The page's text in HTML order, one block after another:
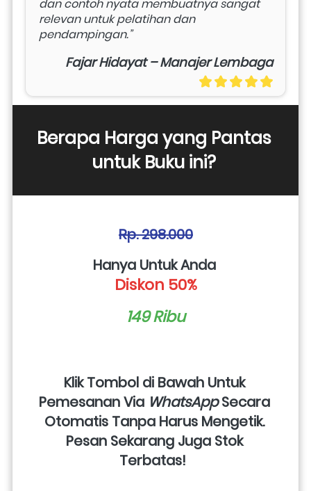
dan contoh nyata membuatnya sangat
relevan untuk pelatihan dan
pendampingan.”
Fajar Hidayat – Manajer Lembaga
Berapa Harga yang Pantas
untuk Buku ini?
Rp. 298.000
Hanya Untuk Anda
Diskon 50%
149 Ribu
Klik Tombol di Bawah Untuk
Pemesanan Via WhatsApp Secara
Otomatis Tanpa Harus Mengetik.
Pesan Sekarang Juga Stok
Terbatas!